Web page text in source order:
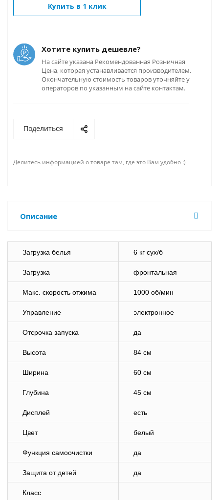
Купить в 1 клик
Хотите купить дешевле?
На сайте указана Рекомендованная Розничная
Цена, которая устанавливается производителем.
Окончательную стоимость товаров уточняйте у
операторов по указанным на сайте контактам.
Поделиться
Делитесь информацией о товаре там, где это Вам удобно :)
Описание
Загрузка белья 6 кг сух/б
Загрузка фронтальная
Макс. скорость отжима 1000 об/мин
Управление электронное
Отсрочка запуска да
Высота 84 см
Ширина 60 см
Глубина 45 см
Дисплей есть
Цвет белый
Функция самоочистки да
Защита от детей да
Класс